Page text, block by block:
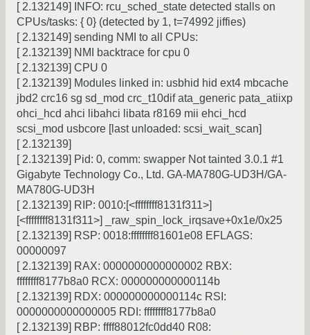
[ 2.132149] INFO: rcu_sched_state detected stalls on
CPUs/tasks: { 0} (detected by 1, t=74992 jiffies)
[ 2.132149] sending NMI to all CPUs:
[ 2.132139] NMI backtrace for cpu 0
[ 2.132139] CPU 0
[ 2.132139] Modules linked in: usbhid hid ext4 mbcache
jbd2 crc16 sg sd_mod crc_t10dif ata_generic pata_atiixp
ohci_hcd ahci libahci libata r8169 mii ehci_hcd
scsi_mod usbcore [last unloaded: scsi_wait_scan]
[ 2.132139]
[ 2.132139] Pid: 0, comm: swapper Not tainted 3.0.1 #1
Gigabyte Technology Co., Ltd. GA-MA780G-UD3H/GA-
MA780G-UD3H
[ 2.132139] RIP: 0010:[<ffffffff8131f311>]
[<ffffffff8131f311>] _raw_spin_lock_irqsave+0x1e/0x25
[ 2.132139] RSP: 0018:ffffffff81601e08 EFLAGS:
00000097
[ 2.132139] RAX: 0000000000000002 RBX:
ffffffff8177b8a0 RCX: 000000000000114b
[ 2.132139] RDX: 000000000000114c RSI:
0000000000000005 RDI: ffffffff8177b8a0
[ 2.132139] RBP: ffff88012fc0dd40 R08: